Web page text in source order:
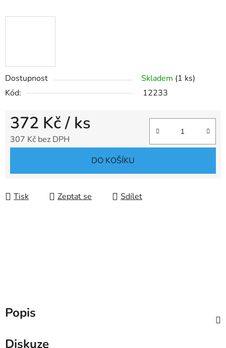
Dostupnost Skladem (1 ks)
Kód:
12233
372 Kč/ ks
307 Kč bez DPH
DO KOŠÍKU
Tisk Zeptat se Sdílet
Popis
Diskuze